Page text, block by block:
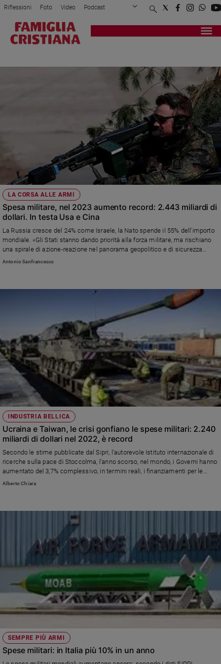
Attualità
Papa
Papa
Chiesa
Chiesa
Fede
Parola
del
giorno
Santo
giorno
Società
e
valori
Ambiente
e
Creato
Volontariato
Migranti
Diversità
inclusione
Cultura
e
spettacoli
Riflessioni Foto Video Podcast
Privacy Policy Chi siamo
Registrati Redazione
LA CORSA ALLE ARMI
Spesa militare, nel 2023 aumento record: 2.443 miliardi di
dollari. In testa Usa e Cina
La Russia cresce del 24% come Israele, la Nato spende il 55% dell'importo
mondiale. «Gli Stati stanno dando priorità alla forza militare, ma rischiano
una spirale di azione-reazione nel panorama geopolitico e di sicurezza
sempre più instabile», spiega il l’Istituto internazionale di ricerche sulla
Antonio Sanfrancesco
INDUSTRIA BELLICA
Ucraina e Taiwan, le crisi gonfiano le spese militari: 2.240
miliardi di dollari nel 2022, è record
Secondo le stime pubblicate dal Sipri, l'autorevole Istituto internazionale di
ricerche sulla pace di Stoccolma, l'anno scorso, nel mondo, i Governi hanno
aumentato del 3,7% complessivo, in termini reali, i finanziamenti per le
forze armate e per l'acquisto di sistemi d'arma. Crescono gli stanziamenti
Alberto Chiara
SEMPRE PIÙ ARMI
Spese militari: in Italia più 10% in un anno